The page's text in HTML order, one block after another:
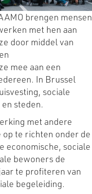
brengen mensen
met hen aan
door middel van
mee aan een
In Brussel
sociale
steden.
met andere
te richten onder de
economische, sociale
bewoners de
te profiteren van
begeleiding.